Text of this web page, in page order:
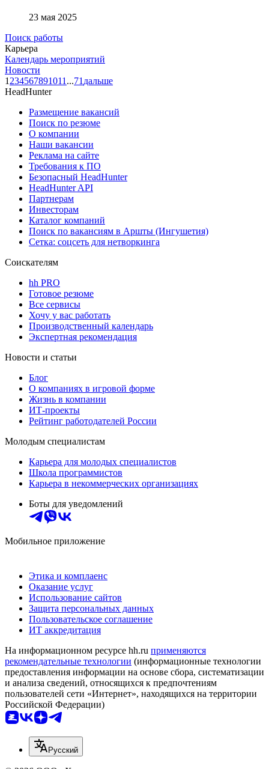
23 мая 2025
Поиск работы
Карьера
Календарь мероприятий
Новости
1 234567891011 ...71 дальше
HeadHunter
Размещение вакансий
Поиск по резюме
О компании
Наши вакансии
Реклама на сайте
Требования к ПО
Безопасный HeadHunter
HeadHunter API
Партнерам
Инвесторам
Каталог компаний
Поиск по вакансиям в Аршты (Ингушетия)
Сетка: соцсеть для нетворкинга
Соискателям
hh PRO
Готовое резюме
Все сервисы
Хочу у вас работать
Производственный календарь
Экспертная рекомендация
Новости и статьи
Блог
О компаниях в игровой форме
Жизнь в компании
ИТ-проекты
Рейтинг работодателей России
Молодым специалистам
Карьера для молодых специалистов
Школа программистов
Карьера в некоммерческих организациях
Боты для уведомлений
Мобильное приложение
Этика и комплаенс
Оказание услуг
Использование сайтов
Защита персональных данных
Пользовательское соглашение
ИТ аккредитация
На информационном ресурсе hh.ru применяются
рекомендательные технологии (информационные технологии
предоставления информации на основе сбора, систематизации
и анализа сведений, относящихся к предпочтениям
пользователей сети «Интернет», находящихся на территории
Российской Федерации)
Русский